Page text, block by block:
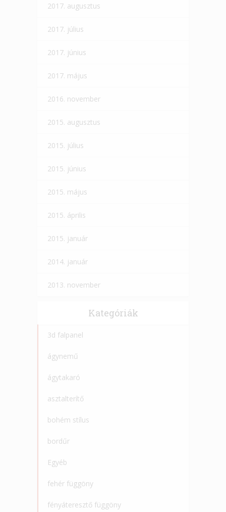
2017. augusztus
2017. július
2017. június
2017. május
2016. november
2015. augusztus
2015. július
2015. június
2015. május
2015. április
2015. január
2014. január
2013. november
Kategóriák
3d falpanel
ágynemű
ágytakaró
asztalterítő
bohém stílus
bordűr
Egyéb
fehér függöny
fényáteresztő függöny